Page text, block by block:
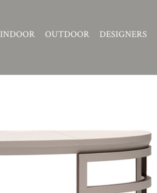
INDOOR OUTDOOR DESIGNERS